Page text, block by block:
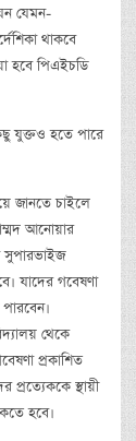
যেমন-
থাকবে
হবে পিএইচডি
যুক্তও হতে পারে
জানতে চাইলে
আনোয়ার
সুপারভাইজ
যাদের গবেষণা
থেকে
প্রকাশিত
প্রত্যেককে স্থায়ী
হবে।